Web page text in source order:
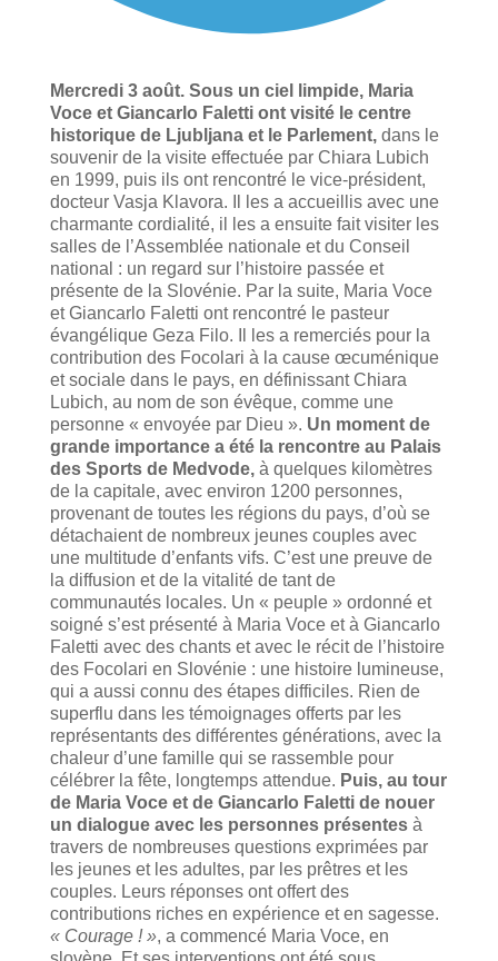
Mercredi 3 août. Sous un ciel limpide, Maria
Voce et Giancarlo Faletti ont visité le centre
historique de Ljubljana et le Parlement,dans le
souvenir de la visite effectuée par Chiara Lubich
en 1999, puis ils ont rencontré le vice-président,
docteur Vasja Klavora. Il les a accueillis avec une
charmante cordialité, il les a ensuite fait visiter les
salles de l’Assemblée nationale et du Conseil
national : un regard sur l’histoire passée et
présente de la Slovénie. Par la suite, Maria Voce
et Giancarlo Faletti ont rencontré le pasteur
évangélique Geza Filo. Il les a remerciés pour la
contribution des Focolari à la cause œcuménique
et sociale dans le pays, en définissant Chiara
Lubich, au nom de son évêque, comme une
personne « envoyée par Dieu ». Un moment de
grande importance a été la rencontre au Palais
des Sports de Medvode, à quelques kilomètres
de la capitale, avec environ 1200 personnes,
provenant de toutes les régions du pays, d’où se
détachaient de nombreux jeunes couples avec
une multitude d’enfants vifs. C’est une preuve de
la diffusion et de la vitalité de tant de
communautés locales. Un « peuple » ordonné et
soigné s’est présenté à Maria Voce et à Giancarlo
Faletti avec des chants et avec le récit de l’histoire
des Focolari en Slovénie : une histoire lumineuse,
qui a aussi connu des étapes difficiles. Rien de
superflu dans les témoignages offerts par les
représentants des différentes générations, avec la
chaleur d’une famille qui se rassemble pour
célébrer la fête, longtemps attendue. Puis, au tour
de Maria Voce et de Giancarlo Faletti de nouer
un dialogue avec les personnes présentesà
travers de nombreuses questions exprimées par
les jeunes et les adultes, par les prêtres et les
couples. Leurs réponses ont offert des
contributions riches en expérience et en sagesse.
« Courage ! », a commencé Maria Voce, en